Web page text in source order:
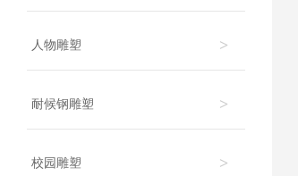
人物雕塑 >
耐候钢雕塑 >
校园雕塑 >